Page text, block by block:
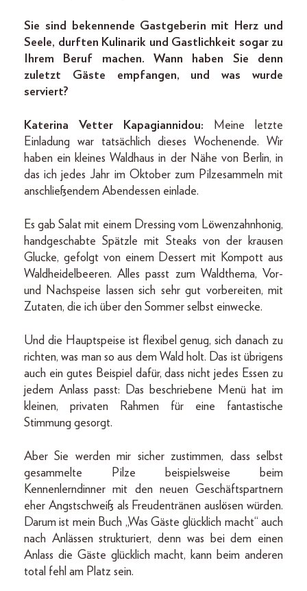
Sie sind bekennende Gastgeberin mit Herz und
Seele, durften Kulinarik und Gastlichkeit sogar zu
Ihrem Beruf machen. Wann haben Sie denn
zuletzt Gäste empfangen, und was wurde
serviert?
Katerina Vetter Kapagiannidou: Meine letzte
Einladung war tatsächlich dieses Wochenende. Wir
haben ein kleines Waldhaus in der Nähe von Berlin, in
das ich jedes Jahr im Oktober zum Pilzesammeln mit
anschließendem Abendessen einlade.
Es gab Salat mit einem Dressing vom Löwenzahnhonig,
handgeschabte Spätzle mit Steaks von der krausen
Glucke, gefolgt von einem Dessert mit Kompott aus
Waldheidelbeeren. Alles passt zum Waldthema, Vor-
und Nachspeise lassen sich sehr gut vorbereiten, mit
Zutaten, die ich über den Sommer selbst einwecke.
Und die Hauptspeise ist flexibel genug, sich danach zu
richten, was man so aus dem Wald holt. Das ist übrigens
auch ein gutes Beispiel dafür, dass nicht jedes Essen zu
jedem Anlass passt: Das beschriebene Menü hat im
kleinen, privaten Rahmen für eine fantastische
Stimmung gesorgt.
Aber Sie werden mir sicher zustimmen, dass selbst
gesammelte Pilze beispielsweise beim
Kennenlerndinner mit den neuen Geschäftspartnern
eher Angstschweiß als Freudentränen auslösen würden.
Darum ist mein Buch „Was Gäste glücklich macht“ auch
nach Anlässen strukturiert, denn was bei dem einen
Anlass die Gäste glücklich macht, kann beim anderen
total fehl am Platz sein.